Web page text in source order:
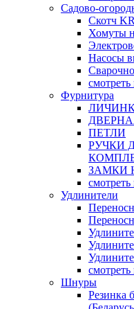
Садово-
Скотч
Хомуты
Насосы
смотреть
Фурнитура
ПЕТЛИ
РУЧКИ
ЗАМКИ
смотреть
Удлинители
смотреть
Шнуры
Резинка